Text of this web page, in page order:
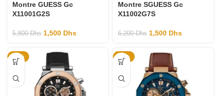
Montre GUESS Gc
X11001G2S
5,800Dhs 1,500 Dhs
Montre SGUESS Gc
X11002G7S
6,200Dhs 1,500 Dhs
-75% -77%